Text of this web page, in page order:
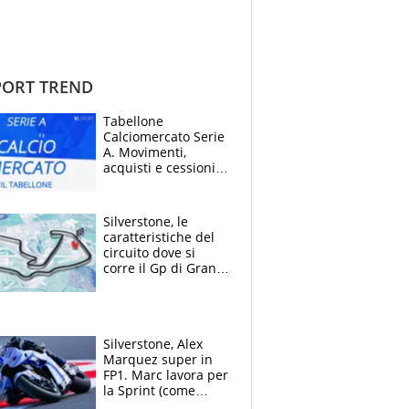
TREND
Tabellone
Calciomercato Serie
A. Movimenti,
acquisti e cessioni:
Silverstone, le
caratteristiche del
circuito dove si
corre il Gp di Gran
Silverstone, Alex
Marquez super in
FP1. Marc lavora per
la Sprint (come